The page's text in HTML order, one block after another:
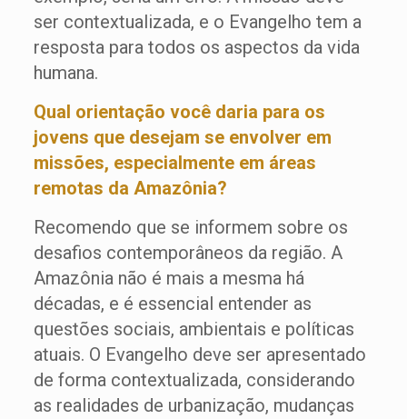
ser contextualizada, e o Evangelho tem a
resposta para todos os aspectos da vida
humana.
Qual orientação você daria para os
jovens que desejam se envolver em
missões, especialmente em áreas
remotas da Amazônia?
Recomendo que se informem sobre os
desafios contemporâneos da região. A
Amazônia não é mais a mesma há
décadas, e é essencial entender as
questões sociais, ambientais e políticas
atuais. O Evangelho deve ser apresentado
de forma contextualizada, considerando
as realidades de urbanização, mudanças